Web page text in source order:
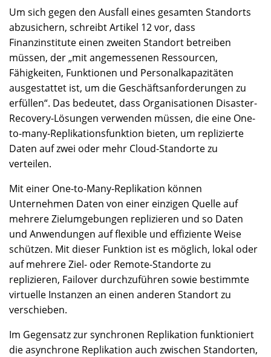
Um sich gegen den Ausfall eines gesamten Standorts
abzusichern, schreibt Artikel 12 vor, dass
Finanzinstitute einen zweiten Standort betreiben
müssen, der „mit angemessenen Ressourcen,
Fähigkeiten, Funktionen und Personalkapazitäten
ausgestattet ist, um die Geschäftsanforderungen zu
erfüllen“. Das bedeutet, dass Organisationen Disaster-
Recovery-Lösungen verwenden müssen, die eine One-
to-many-Replikationsfunktion bieten, um replizierte
Daten auf zwei oder mehr Cloud-Standorte zu
verteilen.
Mit einer One-to-Many-Replikation können
Unternehmen Daten von einer einzigen Quelle auf
mehrere Zielumgebungen replizieren und so Daten
und Anwendungen auf flexible und effiziente Weise
schützen. Mit dieser Funktion ist es möglich, lokal oder
auf mehrere Ziel- oder Remote-Standorte zu
replizieren, Failover durchzuführen sowie bestimmte
virtuelle Instanzen an einen anderen Standort zu
verschieben.
Im Gegensatz zur synchronen Replikation funktioniert
die asynchrone Replikation auch zwischen Standorten,